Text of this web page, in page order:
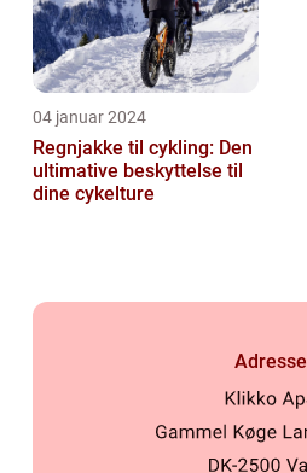
04 januar 2024
Regnjakke til cykling: Den
ultimative beskyttelse til
dine cykelture
Adresse